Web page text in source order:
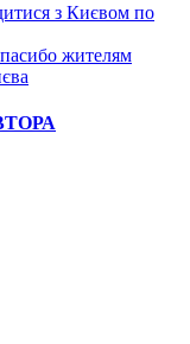
з Києвом по
жителям